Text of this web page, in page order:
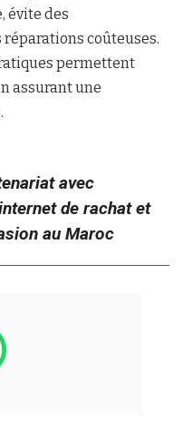
évite des
coûteuses.
permettent
assurant une
avec
de rachat et
au Maroc